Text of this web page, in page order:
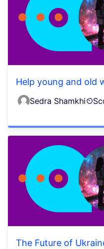
Help young and old
Sedra Shamkhi
The Future of